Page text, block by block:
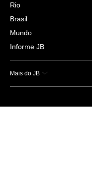
Rio
Brasil
Mundo
Informe JB
Mais do JB
Esportes